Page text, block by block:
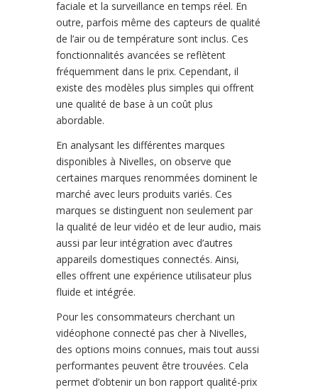
faciale et la surveillance en temps réel. En
outre, parfois même des capteurs de qualité
de l’air ou de température sont inclus. Ces
fonctionnalités avancées se reflètent
fréquemment dans le prix. Cependant, il
existe des modèles plus simples qui offrent
une qualité de base à un coût plus
abordable.
En analysant les différentes marques
disponibles à Nivelles, on observe que
certaines marques renommées dominent le
marché avec leurs produits variés. Ces
marques se distinguent non seulement par
la qualité de leur vidéo et de leur audio, mais
aussi par leur intégration avec d’autres
appareils domestiques connectés. Ainsi,
elles offrent une expérience utilisateur plus
fluide et intégrée.
Pour les consommateurs cherchant un
vidéophone connecté pas cher à Nivelles,
des options moins connues, mais tout aussi
performantes peuvent être trouvées. Cela
permet d’obtenir un bon rapport qualité-prix